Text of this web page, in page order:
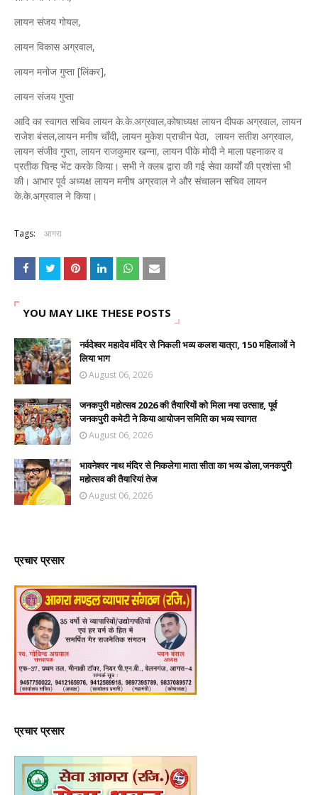
लायन संजय गोयल,
लायन विकास अग्रवाल,
लायन मनोज गुप्ता [लिंकर],
लायन संजय गुप्ता
आदि का स्वागत सचिव लायन के.के.अग्रवाल,कोषाध्यक्ष लायन दीपक अग्रवाल, लायन
राजेश बंसल,लायन मनीष चाँदी, लायन मुकेश प्राचीन पेठा, लायन सतीश अग्रवाल,
लायन संजीव गुप्ता, लायन राजकुमार खन्ना, लायन पीके मोदी ने माला पहनाकर व
प्रतीक चिन्ह भेंट करके किया। सभी ने क्लब द्वारा की गई सेवा कार्यों की प्रशंसा भी
की। आभार पूर्व अध्यक्ष लायन मनीष अग्रवाल ने और संचालन सचिव लायन
के.के.अग्रवाल ने किया।
Tags: आगरा
YOU MAY LIKE THESE POSTS
नर्वदेश्वर महादेव मंदिर से निकली भव्य कलश यात्रा, 150 महिलाओं ने
लिया भाग
August 06, 2026
जनकपुरी महोत्सव 2026 की तैयारियों को मिला नया उत्साह, पूर्व
जनकपुरी कमेटी ने किया आयोजन समिति का भव्य स्वागत
August 06, 2026
भावनेश्वर नाथ मंदिर से निकलेगा माता सीता का भव्य डोला,जनकपुरी
महोत्सव की तैयारियां तेज
August 06, 2026
प्रचार प्रसार
प्रचार प्रसार